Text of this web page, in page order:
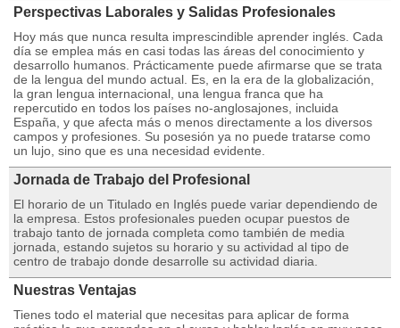
Perspectivas Laborales y Salidas Profesionales
Hoy más que nunca resulta imprescindible aprender inglés. Cada
día se emplea más en casi todas las áreas del conocimiento y
desarrollo humanos. Prácticamente puede afirmarse que se trata
de la lengua del mundo actual. Es, en la era de la globalización,
la gran lengua internacional, una lengua franca que ha
repercutido en todos los países no-anglosajones, incluida
España, y que afecta más o menos directamente a los diversos
campos y profesiones. Su posesión ya no puede tratarse como
un lujo, sino que es una necesidad evidente.
Jornada de Trabajo del Profesional
El horario de un Titulado en Inglés puede variar dependiendo de
la empresa. Estos profesionales pueden ocupar puestos de
trabajo tanto de jornada completa como también de media
jornada, estando sujetos su horario y su actividad al tipo de
centro de trabajo donde desarrolle su actividad diaria.
Nuestras Ventajas
Tienes todo el material que necesitas para aplicar de forma